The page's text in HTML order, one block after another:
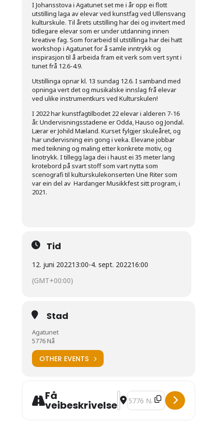
I Johansstova i Agatunet set me i år opp ei flott
utstilling laga av elevar ved kunstfag ved Ullensvang
kulturskule. Til årets utstilling har dei og invitert med
tidlegare elevar som er under utdanning innen
kreative fag. Som forarbeid til utstillinga har dei hatt
workshop i Agatunet for å samle inntrykk og
inspirasjon til å arbeida fram eit verk som vert synt i
tunet frå 12.6-4.9.
Utstillinga opnar kl. 13 sundag 12.6. I samband med
opninga vert det og musikalske innslag frå elevar
ved ulike instrumentkurs ved Kulturskulen!
I 2022 har kunstfagtilbodet 22 elevar i alderen 7-16
år. Undervisningsstadene er Odda, Hauso og Jondal.
Lærar er Johild Mæland. Kurset fylgjer skuleåret, og
har undervisning ein gong i veka. Elevane jobbar
med teikning og maling etter konkrete motiv, og
linotrykk. I tillegg laga dei i haust ei 35 meter lang
krotebord på svart stoff som vart nytta som
scenografi til kulturskulekonserten Une Riter som
var ein del av Hardanger Musikkfest sitt program, i
2021.
Tid
12. juni 202213:00-4. sept. 202216:00
(GMT+00:00)
Stad
Agatunet
5776 Nå
OTHER EVENTS
Få
veibeskrivelse
Address - Utstilling: Ung og
Destination Address -